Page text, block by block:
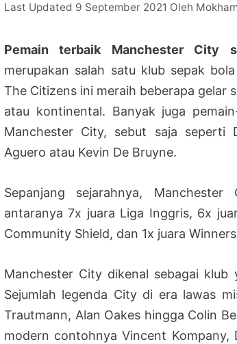
9 September 2021 Oleh
Pemain terbaik Manchester City
merupakan salah satu klub sepak
The Citizens ini meraih beberapa gelar
atau kontinental. Banyak juga
Manchester City, sebut saja seperti
Aguero atau Kevin De Bruyne.
Sepanjang sejarahnya,
antaranya 7x juara Liga Inggris, 6x
Community Shield, dan 1x juara
Manchester City dikenal sebagai klub
Sejumlah legenda City di era lawas
Trautmann, Alan Oakes hingga Colin
modern contohnya Vincent Kompany,